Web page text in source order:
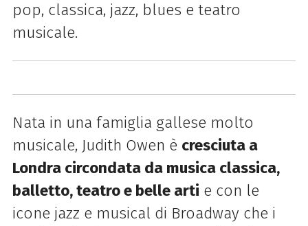
pop, classica, jazz, blues e teatro
musicale.
Nata in una famiglia gallese molto
musicale, Judith Owen è cresciuta a
Londra circondata da musica classica,
balletto, teatro e belle arti e con le
icone jazz e musical di Broadway che i